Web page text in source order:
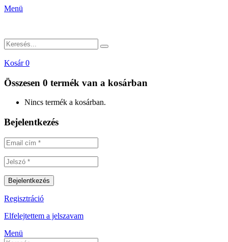
Menü
Kosár 0
Összesen 0 termék van a kosárban
Nincs termék a kosárban.
Bejelentkezés
Regisztráció
Elfelejtettem a jelszavam
Menü